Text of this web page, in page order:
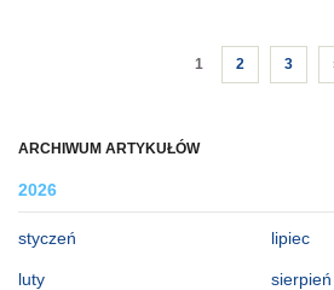
ARCHIWUM ARTYKUŁÓW
2026
styczeń
luty
lipiec
sierpień
1 2 3